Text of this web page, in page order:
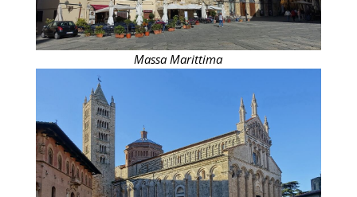
Massa Marittima